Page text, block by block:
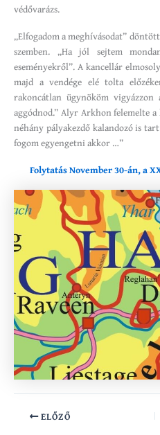
védővarázs.
„Elfogadom a meghívásodat”
szemben. „Ha jól sejtem
eseményekről”. A kancellár
majd a vendége elé tolta
rakoncátlan ügynököm
aggódnod.” Alyr Arkhon felemelte
néhány pályakezdő kalandozó is
fogom egyengetni akkor …”
Folytatás November 30-án, a
ELŐZŐ